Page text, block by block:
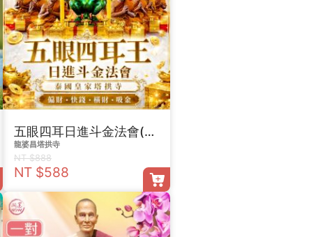
五眼四耳日進斗金法會(單份)
龍婆昌塔拱寺
NT $888
NT $588